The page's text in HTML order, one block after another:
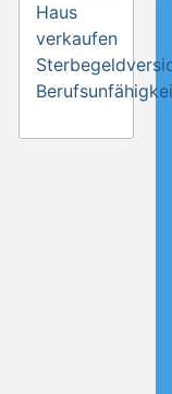
Haus
verkaufen